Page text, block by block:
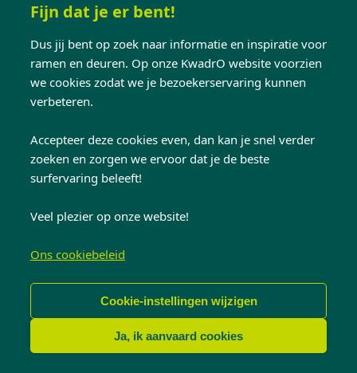
Fijn dat je er bent!
Dus jij bent op zoek naar informatie en inspiratie voor
ramen en deuren. Op onze KwadrO website voorzien
we cookies zodat we je bezoekerservaring kunnen
verbeteren.
Accepteer deze cookies even, dan kan je snel verder
zoeken en zorgen we ervoor dat je de beste
surfervaring beleeft!
Veel plezier op onze website!
Ons cookiebeleid
Cookie-instellingen wijzigen
Ja, ik aanvaard cookies
Nieuwe ramen kopen? Start
hier met ons advies.
Laat je ramen vervangen door experts. Ontdek
de materialen en krijg advies met een
vrijblijvende offerte.
Pvc-ramen
Aluminium ramen Houten ramen